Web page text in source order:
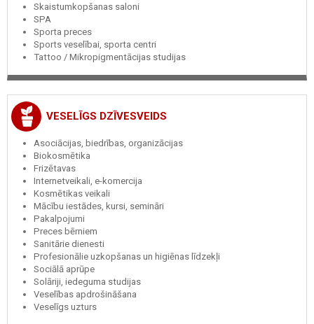
Skaistumkopšanas saloni
SPA
Sporta preces
Sports veselībai, sporta centri
Tattoo / Mikropigmentācijas studijas
VESELĪGS DZĪVESVEIDS
Asociācijas, biedrības, organizācijas
Biokosmētika
Frizētavas
Internetveikali, e-komercija
Kosmētikas veikali
Mācību iestādes, kursi, semināri
Pakalpojumi
Preces bērniem
Sanitārie dienesti
Profesionālie uzkopšanas un higiēnas līdzekļi
Sociālā aprūpe
Solāriji, iedeguma studijas
Veselības apdrošināšana
Veselīgs uzturs